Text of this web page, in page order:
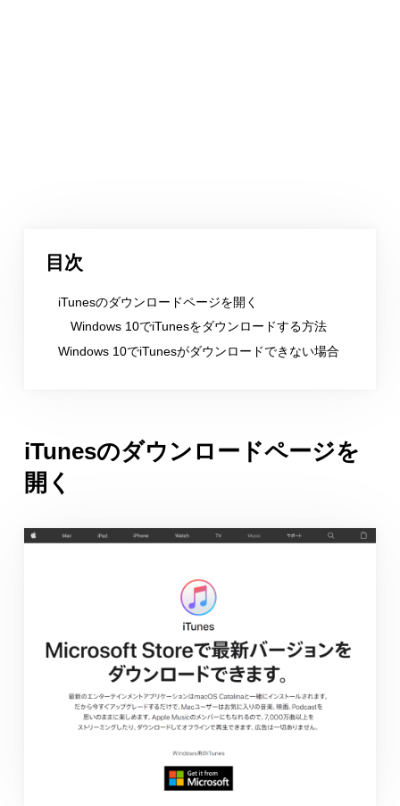
目次
iTunesのダウンロードページを開く
Windows 10でiTunesをダウンロードする方法
Windows 10でiTunesがダウンロードできない場合
iTunesのダウンロードページを
開く